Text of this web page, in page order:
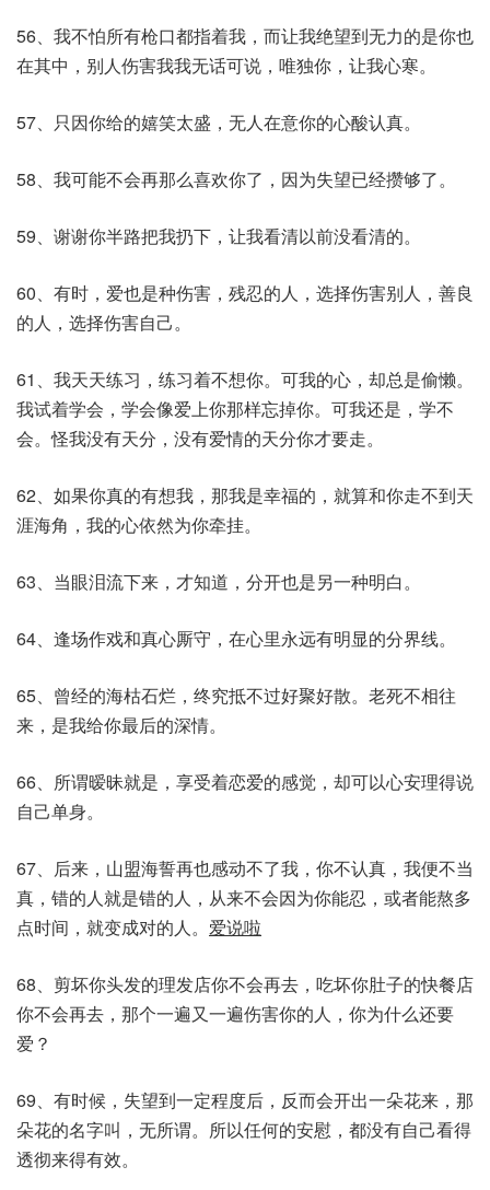
56、我不怕所有枪口都指着我，而让我绝望到无力的是你也
在其中，别人伤害我我无话可说，唯独你，让我心寒。
57、只因你给的嬉笑太盛，无人在意你的心酸认真。
58、我可能不会再那么喜欢你了，因为失望已经攒够了。
59、谢谢你半路把我扔下，让我看清以前没看清的。
60、有时，爱也是种伤害，残忍的人，选择伤害别人，善良
的人，选择伤害自己。
61、我天天练习，练习着不想你。可我的心，却总是偷懒。
我试着学会，学会像爱上你那样忘掉你。可我还是，学不
会。怪我没有天分，没有爱情的天分你才要走。
62、如果你真的有想我，那我是幸福的，就算和你走不到天
涯海角，我的心依然为你牵挂。
63、当眼泪流下来，才知道，分开也是另一种明白。
64、逢场作戏和真心厮守，在心里永远有明显的分界线。
65、曾经的海枯石烂，终究抵不过好聚好散。老死不相往
来，是我给你最后的深情。
66、所谓暧昧就是，享受着恋爱的感觉，却可以心安理得说
自己单身。
67、后来，山盟海誓再也感动不了我，你不认真，我便不当
真，错的人就是错的人，从来不会因为你能忍，或者能熬多
点时间，就变成对的人。 爱说啦
68、剪坏你头发的理发店你不会再去，吃坏你肚子的快餐店
你不会再去，那个一遍又一遍伤害你的人，你为什么还要
爱？
69、有时候，失望到一定程度后，反而会开出一朵花来，那
朵花的名字叫，无所谓。所以任何的安慰，都没有自己看得
透彻来得有效。